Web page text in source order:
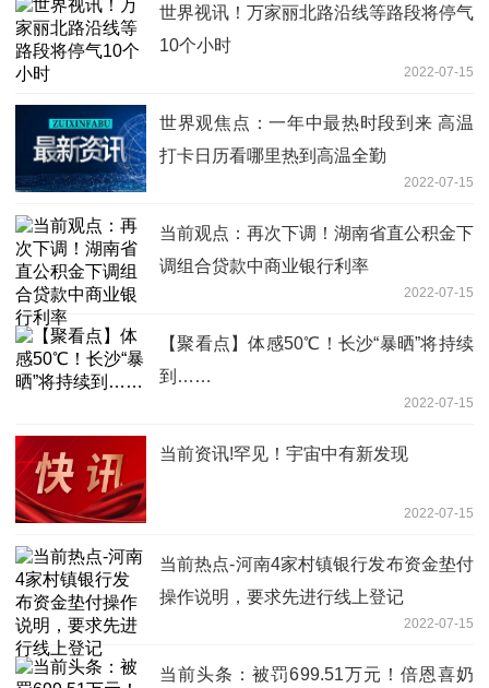
世界视讯！万家丽北路沿线等路段将停气
10个小时
2022-07-15
世界观焦点：一年中最热时段到来 高温
打卡日历看哪里热到高温全勤
2022-07-15
当前观点：再次下调！湖南省直公积金下
调组合贷款中商业银行利率
2022-07-15
【聚看点】体感50℃！长沙“暴晒”将持续
到……
2022-07-15
当前资讯!罕见！宇宙中有新发现
2022-07-15
当前热点-河南4家村镇银行发布资金垫付
操作说明，要求先进行线上登记
2022-07-15
当前头条：被罚699.51万元！倍恩喜奶